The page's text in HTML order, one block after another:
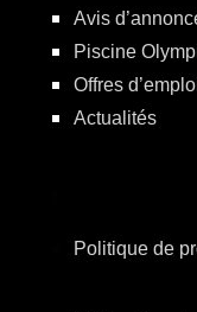
Avis
Piscine
Offres
Actualités
Politique de